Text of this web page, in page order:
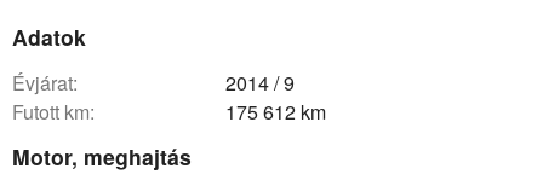
Adatok
évjárat:
2014 / 9
futott km:
175 612 km
Motor, meghajtás